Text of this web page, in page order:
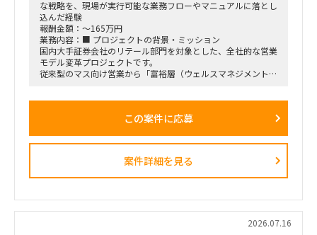
な戦略を、現場が実行可能な業務フローやマニュアルに落とし
込んだ経験
報酬金額：～165万円
業務内容：■ プロジェクトの背景・ミッション
国内大手証券会社のリテール部門を対象とした、全社的な営業
モデル変革プロジェクトです。
従来型のマス向け営業から「富裕層（ウェルスマネジメント）
戦略ファームが描いた絵に留まらず、組織再編、営業プロセス
動変容までを一気通貫で実現することが本プロジェクトの最大
■ 担当いただくポジション・役割
身の企画検討」
単なる進捗管理（事務局型PMO）ではなく、ビジネスと
IT（AI）の両面から中身の議論に入り込み、プロジェクトを実
この案件に応募
案件詳細を見る
2026.07.16